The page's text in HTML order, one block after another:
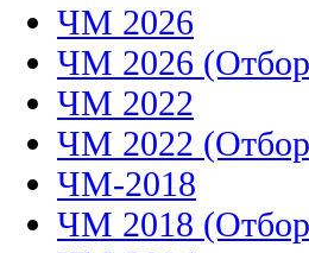
ЧМ 2026
ЧМ 2026
ЧМ 2022
ЧМ 2022
ЧМ-2018
ЧМ 2018